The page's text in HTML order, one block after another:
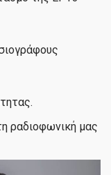
ραδιοφωνική μας